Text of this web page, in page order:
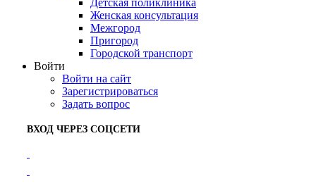
Детская поликлиника
Женская консультация
Межгород
Пригород
Городской транспорт
Войти
Войти на сайт
Зарегистрироваться
Задать вопрос
ВХОД ЧЕРЕЗ СОЦСЕТИ